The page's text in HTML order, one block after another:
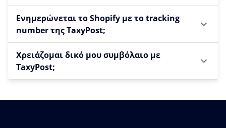
Ενημερώνεται το Shopify με το tracking
number της TaxyPost;
Χρειάζομαι δικό μου συμβόλαιο με
TaxyPost;